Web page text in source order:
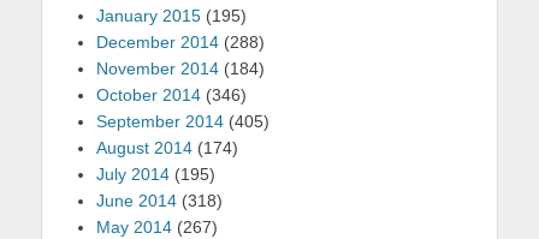
January 2015 (195)
December 2014 (288)
November 2014 (184)
October 2014 (346)
September 2014 (405)
August 2014 (174)
July 2014 (195)
June 2014 (318)
May 2014 (267)